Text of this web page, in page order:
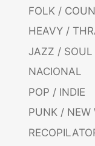
FOLK /
HEAVY /
JAZZ /
NACIONAL
POP / INDIE
PUNK / NEW